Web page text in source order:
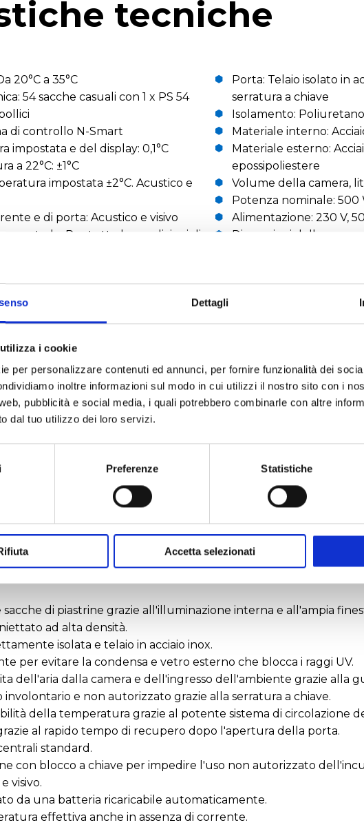
Dettagli
i cookie
per personalizzare contenuti ed annunci, per fornire funzionalità dei
inoltre informazioni sul modo in cui utilizzi il nostro sito con i
pubblicità e social media, i quali potrebbero combinarle con altre
dal tuo utilizzo dei loro servizi.
Preferenze Statistiche
Accetta selezionati
tecniche
20°C a 35°C
54 sacche casuali con 1 x PS 54
di controllo N-Smart
impostata e del display: 0,1°C
a 22°C: ±1°C
impostata ±2°C. Acustico e
e di porta: Acustico e visivo
centrale: Per tutte le condizioni di
ricaricabile automatica per 12 ore
Porta: Telaio isolato in
serratura a chiave
Isolamento:
Materiale interno:
Materiale esterno:
epossipoliestere
Volume della camera,
Potenza nominale: 500
Alimentazione: 230 V,
Dimensioni della
Dimensioni esterne
Dimensioni
Peso netto/imballato kg:
+20°C a +35°C
N-Smart™ potente e affidabile.
al display LCD colorato da 4,3'' ad alta visibilità.
con memoria interna che memorizza le registrazioni fino a
dei dati a PC.
remoto via Internet.
N-Mobile™ per la tracciabilità e le notifiche istantanee.
di guasto.
per accedere ai parametri operativi, allo storico dei guasti,
di piastrine grazie all'illuminazione interna e all'ampia
ad alta densità.
isolata e telaio in acciaio inox.
per evitare la condensa e vetro esterno che blocca i raggi UV.
dell'aria dalla camera e dell'ingresso dell'ambiente grazie alla
e non autorizzato grazie alla serratura a chiave.
della temperatura grazie al potente sistema di circolazione
al rapido tempo di recupero dopo l'apertura della porta.
standard.
con blocco a chiave per impedire l'uso non autorizzato
visivo.
da una batteria ricaricabile automaticamente.
effettiva anche in assenza di corrente.